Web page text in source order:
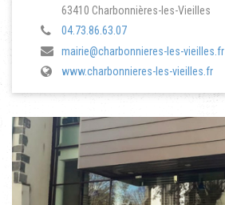
63410 Charbonnières-les-Vieilles
04.73.86.63.07
mairie@charbonnieres-les-vieilles.fr
www.charbonnieres-les-vieilles.fr